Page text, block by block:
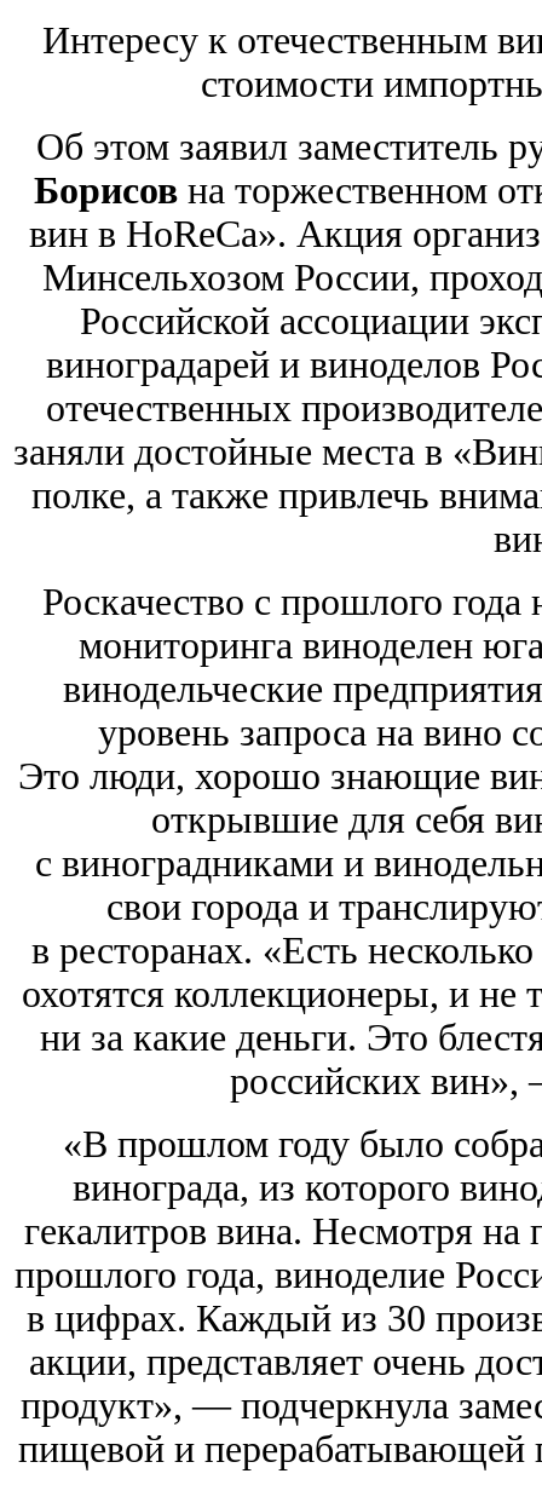
Интересу к отечественным
стоимости
Об этом заявил заместитель
Борисов на торжественном
вин в HoReCa». Акция
Минсельхозом России,
Российской ассоциации
виноградарей и виноделов
отечественных
заняли достойные места в
полке, а также привлечь
Роскачество с прошлого
мониторинга виноделен
винодельческие
уровень запроса на вино
Это люди, хорошо знающие
открывшие для себя
с виноградниками и
свои города и
в ресторанах. «Есть
охотятся коллекционеры, и не
ни за какие деньги. Это
российских
«В прошлом году было
винограда, из которого
гекалитров вина. Несмотря
прошлого года, виноделие
в цифрах. Каждый из 30
акции, представляет очень
продукт», — подчеркнула
пищевой и